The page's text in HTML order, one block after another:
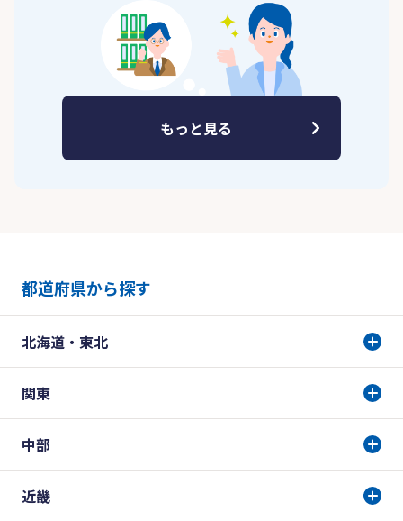
もっと見る
都道府県から探す
北海道・東北
関東
中部
近畿